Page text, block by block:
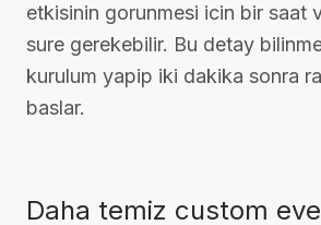
etkisinin gorunmesi icin bir saat
sure gerekebilir. Bu detay
kurulum yapip iki dakika sonra
baslar.
Daha temiz custom